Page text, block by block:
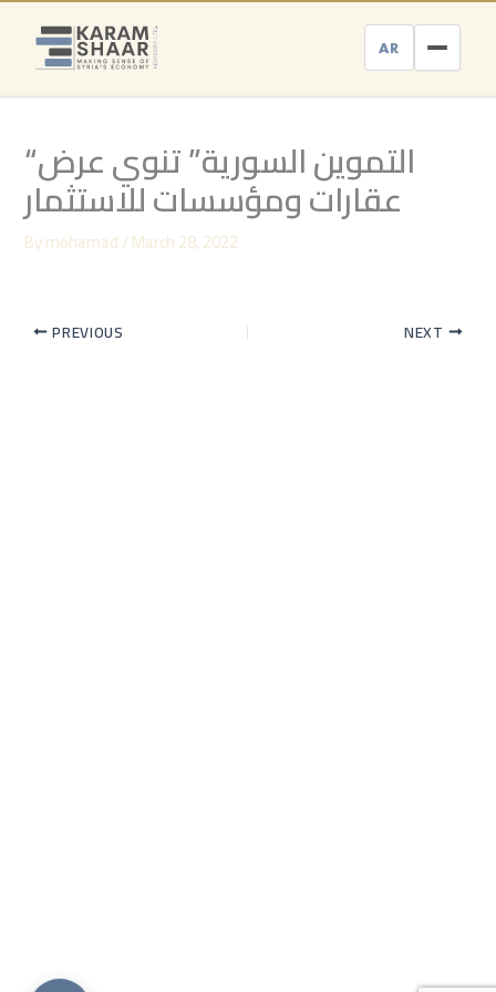
Skip
content
AR
“التموين السورية” تنوي عرض
عقارات ومؤسسات للاستثمار
Bymohamad/March 28, 2022
PREVIOUS NEXT